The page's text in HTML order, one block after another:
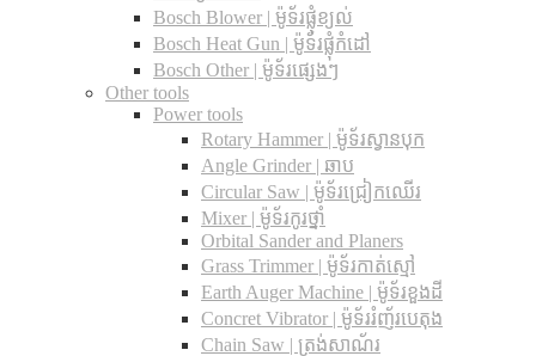
Bosch Blower | ម៉ូទ័រផ្លុំខ្យល់
Bosch Heat Gun | ម៉ូទ័រផ្លុំកំដៅ
Bosch Other | ម៉ូទ័រផ្សេងៗ
Other tools
Power tools
Rotary Hammer | ម៉ូទ័រស្វានបុក
Angle Grinder | ឆាប
Circular Saw​ | ម៉ូទ័រជ្រៀកឈើរ
Mixer | ម៉ូទ័រកូរថ្នាំ
Orbital Sander and Planers
Grass Trimmer | ម៉ូទ័រកាត់ស្មៅ
Earth Auger Machine | ម៉ូទ័រខួងដី
Concret Vibrator | ម៉ូទ័ររំញ័របេតុង
Chain Saw | ត្រង់សាណ័រ